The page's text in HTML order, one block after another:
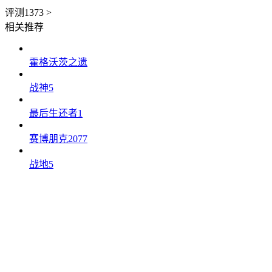
评测 1373 >
相关推荐
霍格沃茨之遗
战神5
最后生还者1
赛博朋克2077
战地5